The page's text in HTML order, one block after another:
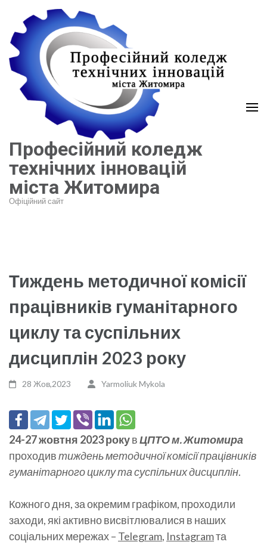
вмісту
(натисніть
Enter)
Професійний коледж
технічних інновацій
міста Житомира
Офіційний сайт
Тиждень методичної комісії
працівників гуманітарного
циклу та суспільних
дисциплін 2023 року
28 Жов,2023 Yarmoliuk Mykola
24-27 жовтня 2023 рокувЦПТО м. Житомира
проходивтиждень методичної комісії працівників
гуманітарного циклу та суспільних дисциплін.
Кожного дня, за окремим графіком, проходили
заходи, які активно висвітлювалися в наших
соціальних мережах – Telegram, Instagramта